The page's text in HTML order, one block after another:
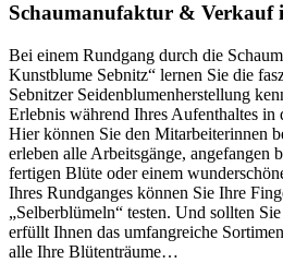
Schaumanufaktur & Verkauf
Bei einem Rundgang durch die
Kunstblume Sebnitz“ lernen Sie die
Sebnitzer Seidenblumenherstellung
Erlebnis während Ihres Aufenthaltes in
Hier können Sie den Mitarbeiterinnen
erleben alle Arbeitsgänge, angefangen
fertigen Blüte oder einem
Ihres Rundganges können Sie Ihre
„Selberblümeln“ testen. Und sollten
erfüllt Ihnen das umfangreiche
alle Ihre Blütenträume…